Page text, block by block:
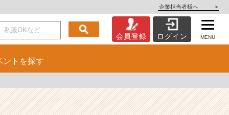
企業担当者様へ >
会員登録 ログイン MENU
ント を探す